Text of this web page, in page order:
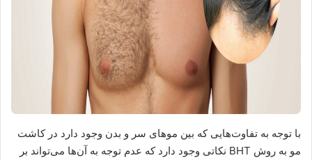
با توجه به تفاوت‌هایی که بین موهای سر و بدن وجود دارد در کاشت
مو به روش BHT نکاتی وجود دارد که عدم توجه به آن‌ها می‌تواند بر